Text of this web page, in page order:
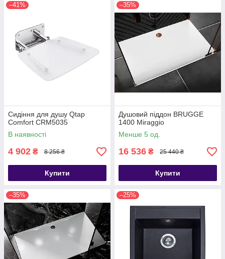
–41%
Сидіння для душу Qtap
Comfort CRM5035
В наявності
4 902 ₴ 8 256 ₴
Купити
–35%
Душовий піддон BRUGGE
1400 Miraggio
Менше 5 од.
16 536 ₴ 25 440 ₴
Купити
–35% –25%